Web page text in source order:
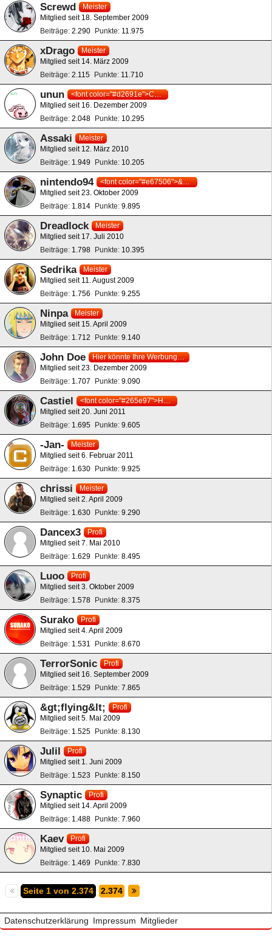
Screwd
Meister
Mitglied seit 18. September 2009
Beiträge 2.290 Punkte 11.975
xDrago
Meister
Mitglied seit 14. März 2009
Beiträge 2.115 Punkte 11.710
unun
<font color="#d2691e">Core Freak!</font>
Mitglied seit 16. Dezember 2009
Beiträge 2.048 Punkte 10.295
Assaki
Meister
Mitglied seit 12. März 2010
Beiträge 1.949 Punkte 10.205
nintendo94
<font color="#e67506">&#1052;-&#1057;&#1086;&#1103;&#1077; &#1052;&#1072;s&#1082;&#1086;&#1090;&#1090;&#1089;&#1085;&#1077;&#1080;</font>
Mitglied seit 23. Oktober 2009
Beiträge 1.814 Punkte 9.895
Dreadlock
Meister
Mitglied seit 17. Juli 2010
Beiträge 1.798 Punkte 10.395
Sedrika
Meister
Mitglied seit 11. August 2009
Beiträge 1.756 Punkte 9.255
Ninpa
Meister
Mitglied seit 15. April 2009
Beiträge 1.712 Punkte 9.140
John Doe
Hier könnte Ihre Werbung stehen!
Mitglied seit 23. Dezember 2009
Beiträge 1.707 Punkte 9.090
Castiel
<font color="#265e97">HOLSTEIN KIEL</font>
Mitglied seit 20. Juni 2011
Beiträge 1.695 Punkte 9.605
-Jan-
Meister
Mitglied seit 6. Februar 2011
Beiträge 1.630 Punkte 9.925
chrissi
Meister
Mitglied seit 2. April 2009
Beiträge 1.630 Punkte 9.290
Dancex3
Profi
Mitglied seit 7. Mai 2010
Beiträge 1.629 Punkte 8.495
Luoo
Profi
Mitglied seit 3. Oktober 2009
Beiträge 1.578 Punkte 8.375
Surako
Profi
Mitglied seit 4. April 2009
Beiträge 1.531 Punkte 8.670
TerrorSonic
Profi
Mitglied seit 16. September 2009
Beiträge 1.529 Punkte 7.865
&gt;flying&lt;
Profi
Mitglied seit 5. Mai 2009
Beiträge 1.525 Punkte 8.130
Julil
Profi
Mitglied seit 1. Juni 2009
Beiträge 1.523 Punkte 8.150
Synaptic
Profi
Mitglied seit 14. April 2009
Beiträge 1.488 Punkte 7.960
Kaev
Profi
Mitglied seit 10. Mai 2009
Beiträge 1.469 Punkte 7.830
Seite 1 von 2.374 2.374
Datenschutzerklärung Impressum Mitglieder